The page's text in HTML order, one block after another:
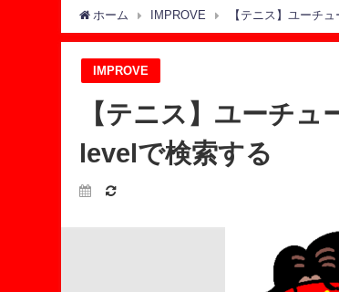
ホーム IMPROVE 【テニス】ユーチ
IMPROVE
【テニス】ユーチ
levelで検索する